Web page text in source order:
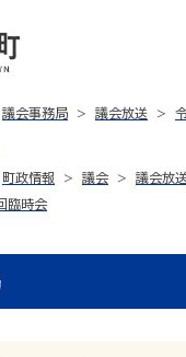
議会事務局 議会放送
町政情報 議会 議会放
臨時会